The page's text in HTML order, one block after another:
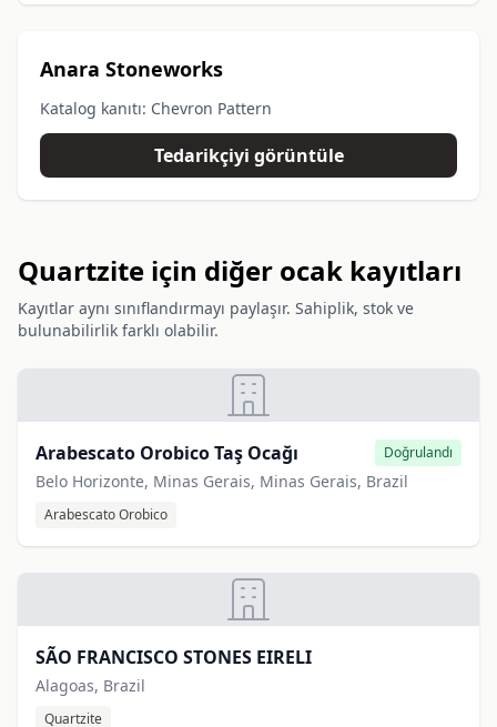
Anara Stoneworks
Katalog kanıtı: Chevron Pattern
Tedarikçiyi görüntüle
Quartzite için diğer ocak kayıtları
Kayıtlar aynı sınıflandırmayı paylaşır. Sahiplik, stok ve
bulunabilirlik farklı olabilir.
Arabescato Orobico Taş Ocağı Doğrulandı
Belo Horizonte, Minas Gerais, Minas Gerais, Brazil
Arabescato Orobico
SÃO FRANCISCO STONES EIRELI
Alagoas, Brazil
Quartzite